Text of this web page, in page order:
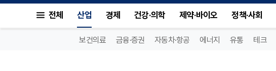
전체 산업 경제 건강·의학 제약·바이오 정책·사회
보건의료 금융·증권 자동차·항공 에너지 유통 테크